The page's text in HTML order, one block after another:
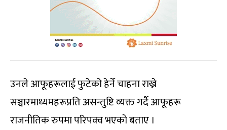
उनले आफूहरूलाई फुटेको हेर्ने चाहना राख्ने
सञ्चारमाध्यमहरूप्रति असन्तुष्टि व्यक्त गर्दै आफूहरू
राजनीतिक रुपमा परिपक्व भएको बताए ।